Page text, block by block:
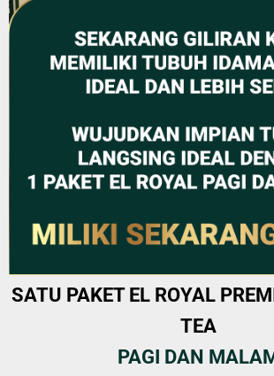
SATU PAKET EL ROYAL
TEA
PAGI DAN